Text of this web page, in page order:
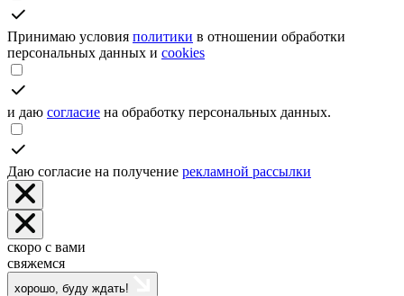
Принимаю условия политики в отношении обработки
персональных данных и cookies
и даю согласие на обработку персональных данных.
Даю согласие на получение рекламной рассылки
скоро с вами
свяжемся
хорошо, буду ждать!